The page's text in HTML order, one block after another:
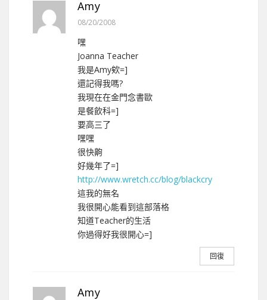
Amy
08/20/2008
嘿
Joanna Teacher
我是Amy欸=]
還記得我嗎?
我現在在金門念書歐
是餐飲科=]
要高三了
嘿嘿
很快齁
好幾年了=]
http://www.wretch.cc/blog/blackcry
這我的無名
我很開心能看到這部落格
知道Teacher的生活
你過得好我很開心=]
回復
Amy